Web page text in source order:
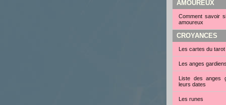
AMOUREUX
Comment savoir
amoureux
CROYANCES
Les cartes du tarot
Les anges
Liste des anges
leurs dates
Les runes